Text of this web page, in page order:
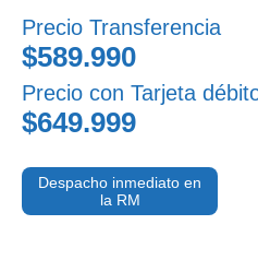
Precio Transferencia
$589.990
Precio con Tarjeta
$649.999
Despacho inmediato en
la RM